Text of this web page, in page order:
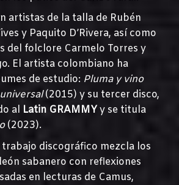
artistas de la talla de Rubén
y Paquito D’Rivera, así como
del folclore Carmelo Torres y
El artista colombiano ha
de estudio: Pluma y vino
(2015) y su tercer disco,
al Latin GRAMMYy se titula
(2023).
trabajo discográfico mezcla los
sabanero con reflexiones
en lecturas de Camus,